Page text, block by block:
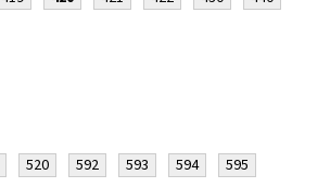
520 592 593 594 595